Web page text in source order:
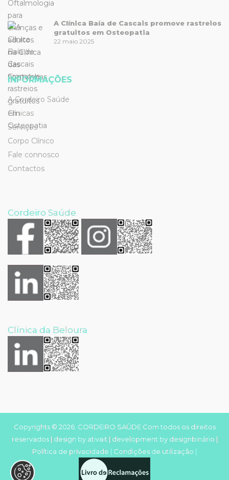
A Clínica Baía de Cascais promove rastreios
gratuitos em Osteopatia
22 maio 2025
INFORMAÇÕES
A Cordeiro Saúde
Clínicas
Serviços
Corpo Clínico
Fale connosco
Contactos
Cordeiro Saúde
Clínica da Beloura
Copyrights © 2026. CORDEIRO SAÚDE Com todos os direitos
reservados | design by ativait | development by designbinário |
Política de privacidade | Condições de utilização |